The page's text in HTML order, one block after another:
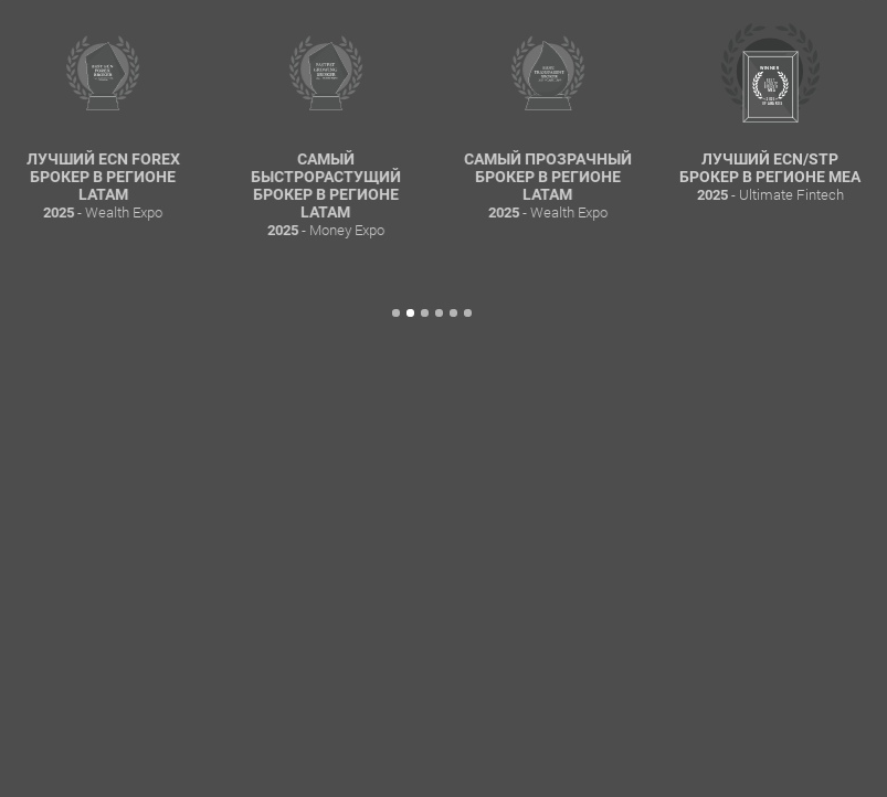
ЛУЧШИЙ ECN FOREX
БРОКЕР В РЕГИОНЕ
LATAM
2025- Wealth Expo
САМЫЙ
БЫСТРОРАСТУЩИЙ
БРОКЕР В РЕГИОНЕ
LATAM
2025- Money Expo
САМЫЙ ПРОЗРАЧНЫЙ
БРОКЕР В РЕГИОНЕ
LATAM
2025- Wealth Expo
ЛУЧШИЙ ECN/STP
БРОКЕР В РЕГИОНЕ MEA
2025- Ultimate Fintech